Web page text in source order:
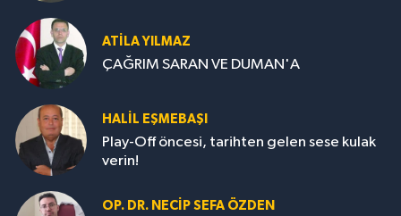
ATILA YILMAZ
ÇAĞRIM SARAN VE DUMAN'A
HALIL EŞMEBAŞI
Play-Off öncesi, tarihten gelen sese kulak
verin!
OP. DR. NECIP SEFA ÖZDEN